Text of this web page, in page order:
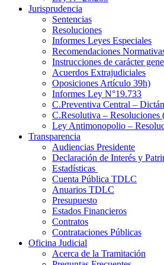
Jurisprudencia
Sentencias
Resoluciones
Informes Leyes Especiales
Recomendaciones
Instrucciones de carácter
Acuerdos Extrajudiciales
Oposiciones Artículo 39h)
Informes Ley N°19.733
C.Preventiva Central –
C.Resolutiva – Resoluciones
Ley Antimonopolio –
Transparencia
Audiencias Presidente
Declaración de Interés y
Estadísticas
Cuenta Pública TDLC
Anuarios TDLC
Presupuesto
Estados Financieros
Contratos
Contrataciones Públicas
Oficina Judicial
Acerca de la Tramitación